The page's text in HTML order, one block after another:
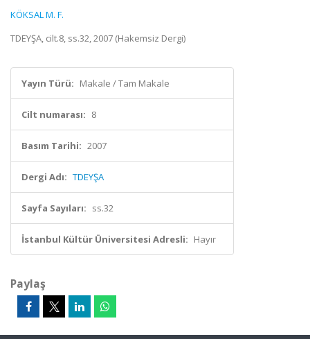
KÖKSAL M. F.
TDEYŞA, cilt.8, ss.32, 2007 (Hakemsiz Dergi)
Yayın Türü: Makale / Tam Makale
Cilt numarası: 8
Basım Tarihi: 2007
Dergi Adı: TDEYŞA
Sayfa Sayıları: ss.32
İstanbul Kültür Üniversitesi Adresli: Hayır
Paylaş